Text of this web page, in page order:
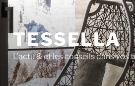
TESSELLA
L'actu & et les conseils dans vos